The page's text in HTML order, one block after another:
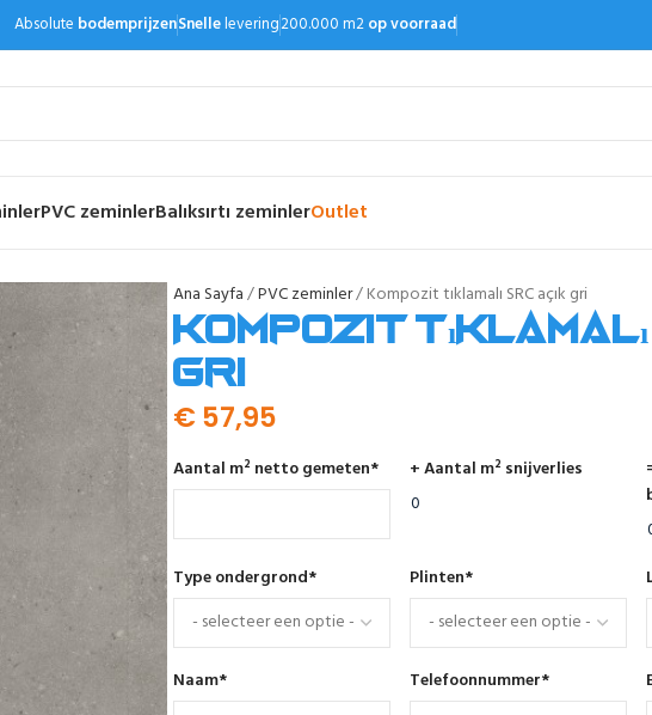
Absolute bodemprijzenSnellelevering200.000 m2op voorraad
PVC zeminlerBalıksırtı zeminlerOutlet
Ana Sayfa PVC zeminler Kompozit tıklamalı SRC açık gri
Kompozit tıklamalı
gri
€57,95
Aantal m² netto gemeten* + Aantal m² snijverlies
Type ondergrond* Plinten*
Naam* Telefoonnummer*